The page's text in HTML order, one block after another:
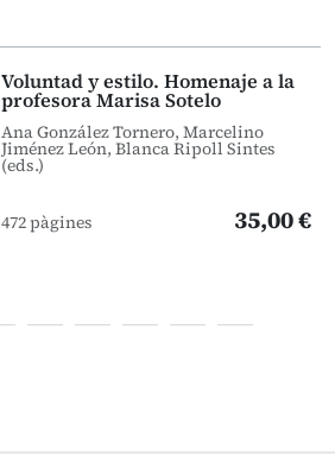
Voluntad y estilo. Homenaje a la
profesora Marisa Sotelo
Ana González Tornero, Marcelino
Jiménez León, Blanca Ripoll Sintes
(eds.)
472 pàgines 35,00 €